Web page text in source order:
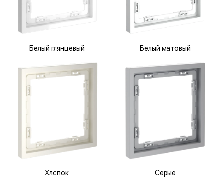
Белый глянцевый Белый матовый
Хлопок Серые